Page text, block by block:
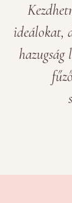
ideálokat,
hazugság